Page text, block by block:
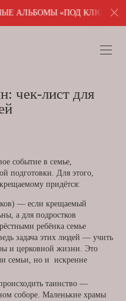
«ПОД КЛЮЧ».
чек-лист для
событие в семье,
подготовки. Для этого,
придётся:
— если крещаемый
а для подростков
ребёнка семье
задача этих людей — учить
и церковной жизни. Это
семьи, но и искренне
таинство —
соборе. Маленькие храмы